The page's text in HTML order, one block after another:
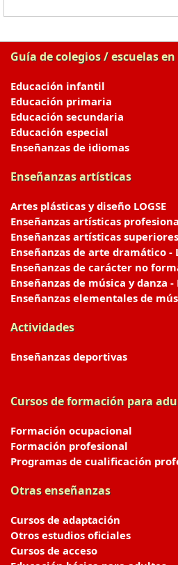
Guía de colegios / escuelas en
Educación infantil
Educación primaria
Educación secundaria
Educación especial
Enseñanzas de idiomas
Enseñanzas artísticas
Artes plásticas y diseño LOGSE
Enseñanzas artísticas
Enseñanzas artísticas superiores
Enseñanzas de arte dramático -
Enseñanzas de carácter no
Enseñanzas de música y danza -
Enseñanzas elementales de
Actividades
Enseñanzas deportivas
Cursos de formación para
Formación ocupacional
Formación profesional
Programas de cualificación
Otras enseñanzas
Cursos de adaptación
Otros estudios oficiales
Cursos de acceso